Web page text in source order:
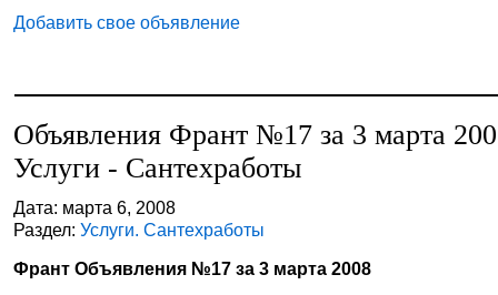
Добавить свое объявление
Объявления Франт №17 за 3 марта
Услуги - Сантехработы
Дата: марта 6, 2008
Раздел:Услуги. Сантехработы
Франт Объявления №17 за 3 марта 2008